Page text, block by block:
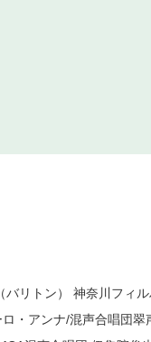
リトン） 神奈川フィ
・アンナ/混声合唱団